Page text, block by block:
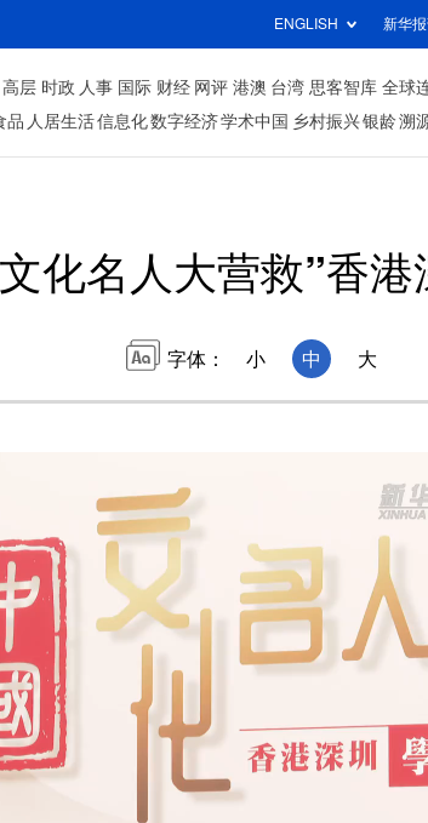
ENGLISH 新华
高层 时政 人事 国际 财经 网评 港澳 台湾 思客智库 全球
品 人居生活信息化数字经济学术中国 乡村振兴银龄溯
化名人大营救”香
字体： 小 中 大